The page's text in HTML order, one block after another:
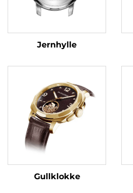
Jernhylle
Gullklokke